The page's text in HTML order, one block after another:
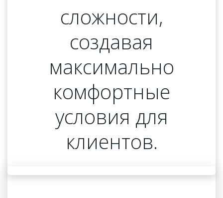
сложности,
создавая
максимально
комфортные
условия для
клиентов.